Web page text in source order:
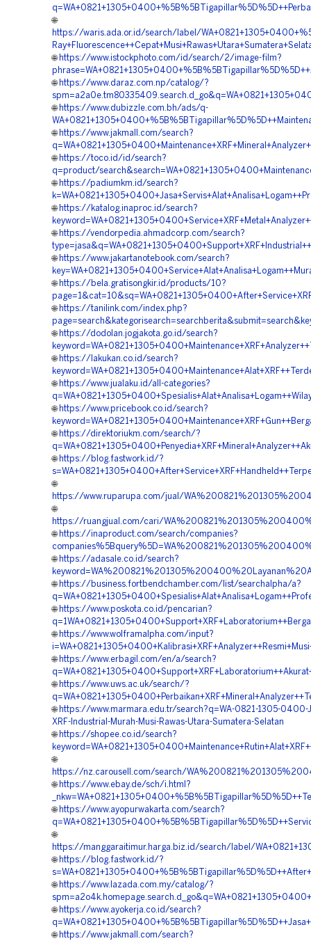
🌐
https://waris.ada.or.id/search/label/
🌐 https://www.istockphoto.com/id/search/2/image-film?
🌐 https://www.daraz.com.np/catalog/?
🌐 https://www.dubizzle.com.bh/ads/q-
🌐 https://www.jakmall.com/search?
🌐 https://toco.id/id/search?
q=product/
🌐 https://padiumkm.id/search?
🌐 https://katalog.inaproc.id/search?
🌐 https://vendorpedia.ahmadcorp.com/search?
🌐 https://www.jakartanotebook.com/search?
🌐 https://bela.gratisongkir.id/products/10?
🌐 https://tanilink.com/index.php?
🌐 https://dodolan.jogjakota.go.id/search?
🌐 https://lakukan.co.id/search?
🌐 https://www.jualaku.id/all-categories?
🌐 https://www.pricebook.co.id/search?
🌐 https://direktoriukm.com/search/?
🌐 https://blog.fastwork.id/?
🌐
https://www.ruparupa.com/jual/
🌐
https://ruangjual.com/cari/
🌐 https://inaproduct.com/search/companies?
🌐 https://adasale.co.id/search?
🌐 https://business.fortbendchamber.com/list/searchalpha/a?
🌐 https://www.poskota.co.id/pencarian?
🌐 https://www.wolframalpha.com/input?
🌐 https://www.erbagil.com/en/a/search?
🌐 https://www.uws.ac.uk/search/?
🌐 https://www.marmara.edu.tr/search?q=WA-0821-1305-0400-
XRF-Industrial-Murah-Musi-Rawas-Utara-Sumatera-Selatan
🌐 https://shopee.co.id/search?
🌐
https://nz.carousell.com/search/
🌐 https://www.ebay.de/sch/i.html?
🌐 https://www.ayopurwakarta.com/search?
🌐
https://manggaraitimur.harga.biz.id/search/label/
🌐 https://blog.fastwork.id/?
🌐 https://www.lazada.com.my/catalog/?
🌐 https://www.ayokerja.co.id/search?
🌐 https://www.jakmall.com/search?